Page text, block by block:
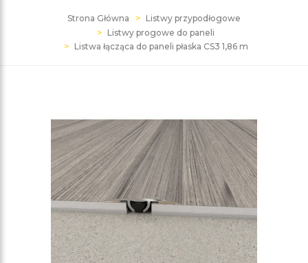
Strona Główna
Listwy przypodłogowe
Listwy progowe do paneli
Listwa łącząca do paneli płaska CS3 1,86 m